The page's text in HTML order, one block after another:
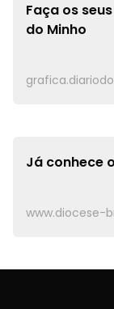
Faça os
do Minho
Já conhece
www.diocese-